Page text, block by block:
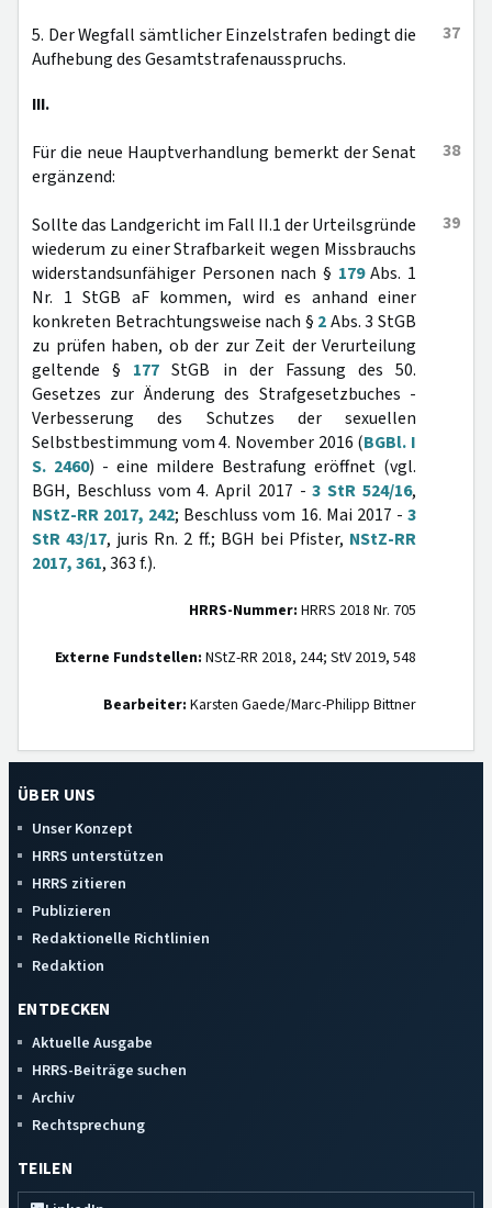
37
5. Der Wegfall sämtlicher Einzelstrafen bedingt die
Aufhebung des Gesamtstrafenausspruchs.
III.
38
Für die neue Hauptverhandlung bemerkt der Senat
ergänzend:
39
Sollte das Landgericht im Fall II.1 der Urteilsgründe
wiederum zu einer Strafbarkeit wegen Missbrauchs
widerstandsunfähiger Personen nach § 179Abs. 1
Nr. 1 StGB aF kommen, wird es anhand einer
konkreten Betrachtungsweise nach § 2Abs. 3 StGB
zu prüfen haben, ob der zur Zeit der Verurteilung
geltende § 177 StGB in der Fassung des 50.
Gesetzes zur Änderung des Strafgesetzbuches -
Verbesserung des Schutzes der sexuellen
Selbstbestimmung vom 4. November 2016 (BGBl. I
S. 2460) - eine mildere Bestrafung eröffnet (vgl.
BGH, Beschluss vom 4. April 2017 -3 StR 524/16,
NStZ-RR 2017, 242; Beschluss vom 16. Mai 2017 -3
StR 43/17, juris Rn. 2 ff.; BGH bei Pfister, NStZ-RR
2017, 361, 363 f.).
HRRS-Nummer: HRRS 2018 Nr. 705
Externe Fundstellen: NStZ-RR 2018, 244; StV 2019, 548
Bearbeiter: Karsten Gaede/Marc-Philipp Bittner
ÜBER UNS
Unser Konzept
HRRS unterstützen
HRRS zitieren
Publizieren
Redaktionelle Richtlinien
Redaktion
ENTDECKEN
Aktuelle Ausgabe
HRRS-Beiträge suchen
Archiv
Rechtsprechung
TEILEN